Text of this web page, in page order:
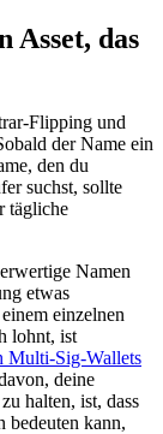
Asset, das
Flipping und
der Name ein
den du
suchst, sollte
tägliche
Namen
etwas
einzelnen
lohnt, ist
Multi-Sig-Wallets
deine
halten, ist, dass
bedeuten kann,